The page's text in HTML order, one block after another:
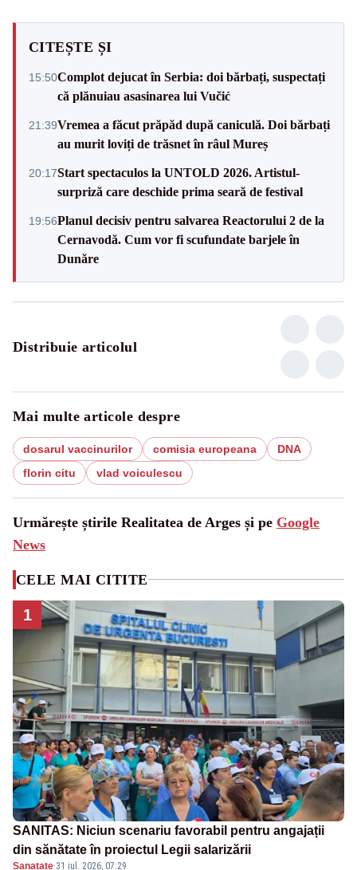
CITEȘTE ȘI
15:50Complot dejucat în Serbia: doi bărbați, suspectați
că plănuiau asasinarea lui Vučić
21:39Vremea a făcut prăpăd după caniculă. Doi bărbați
au murit loviți de trăsnet în râul Mureș
20:17Start spectaculos la UNTOLD 2026. Artistul-
surpriză care deschide prima seară de festival
19:56Planul decisiv pentru salvarea Reactorului 2 de la
Cernavodă. Cum vor fi scufundate barjele în
Dunăre
Distribuie articolul
Mai multe articole despre
dosarul vaccinurilor comisia europeana
DNA
florin citu
vlad voiculescu
Urmărește știrile Realitatea de Arges și pe Google
News
CELE MAI CITITE
1
SANITAS: Niciun scenariu favorabil pentru angajații
din sănătate în proiectul Legii salarizării
Sanatate·31 iul. 2026, 07:29